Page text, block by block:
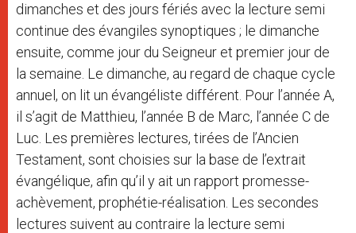
dimanches et des jours fériés avec la lecture semi
continue des évangiles synoptiques ; le dimanche
ensuite, comme jour du Seigneur et premier jour de
la semaine. Le dimanche, au regard de chaque cycle
annuel, on lit un évangéliste différent. Pour l’année A,
il s’agit de Matthieu, l’année B de Marc, l’année C de
Luc. Les premières lectures, tirées de l’Ancien
Testament, sont choisies sur la base de l’extrait
évangélique, afin qu’il y ait un rapport promesse-
achèvement, prophétie-réalisation. Les secondes
lectures suivent au contraire la lecture semi